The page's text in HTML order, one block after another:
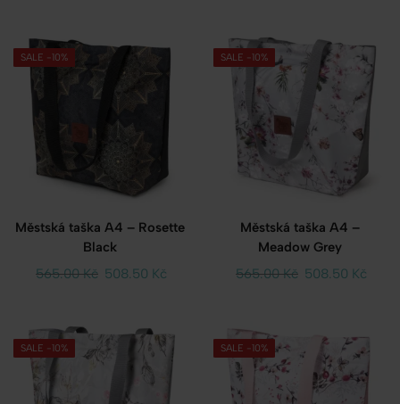
SALE -10%
Městská taška A4 – Rosette
Black
565.00Kč 508.50 Kč
SALE -10%
Městská taška A4 –
Meadow Grey
565.00Kč 508.50 Kč
SALE -10% SALE -10%